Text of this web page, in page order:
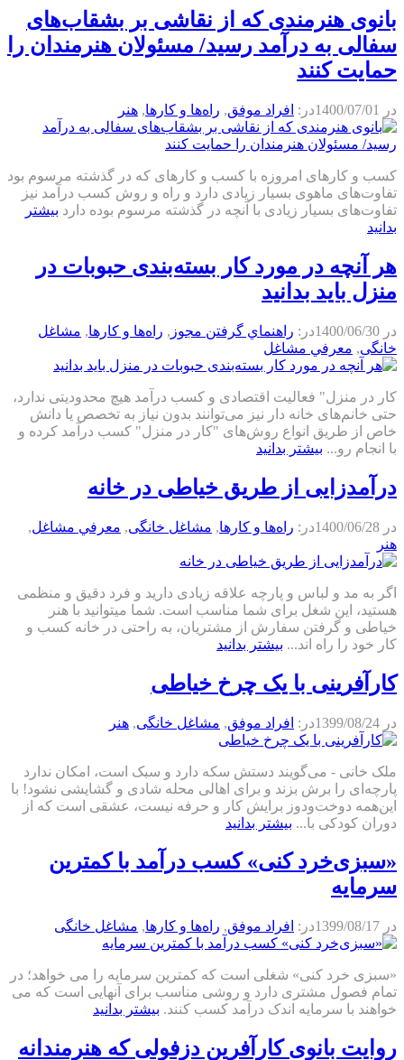
بانوی هنرمندی که از نقاشی بر بشقاب‌های
سفالی به درآمد رسید/ مسئولان هنرمندان را
حمایت کنند
در 1400/07/01در: افراد موفق, راه‌ها و كارها, هنر
کسب و کارهای امروزه با کسب و کارهای که در گذشته مرسوم بود
تفاوت‌های ماهوی بسیار زیادی دارد و راه و روش کسب درآمد نیز
تفاوت‌های بسیار زیادی با آنچه در گذشته مرسوم بوده دارد بیشتر
بدانید
هر آنچه در مورد کار بسته‌بندی حبوبات در
منزل باید بدانید
در 1400/06/30در: راهنماي گرفتن مجوز , راه‌ها و كارها, مشاغل
خانگی, معرفي مشاغل
کار در منزل" فعالیت اقتصادی و کسب درآمد هیچ محدودیتی ندارد،
حتی خانم‌های خانه دار نیز می‌توانند بدون نیاز به تخصص یا دانش
خاص از طریق انواع روش‌های "کار در منزل" کسب درآمد کرده و
با انجام رو... بیشتر بدانید
درآمدزایی از طریق خیاطی در خانه
در 1400/06/28در: راه‌ها و كارها, مشاغل خانگی, معرفي مشاغل,
هنر
اگر به مد و لباس و پارچه علاقه زیادی دارید و فرد دقیق و منظمی
هستید، این شغل برای شما مناسب است. شما میتوانید با هنر
خیاطی و گرفتن سفارش از مشتریان، به راحتی در خانه کسب و
کار خود را راه اند... بیشتر بدانید
کارآفرینی با یک چرخ خیاطی
در 1399/08/24در: افراد موفق, مشاغل خانگی, هنر
ملک خانی - می‌گویند دستش سکه دارد و سبک است، امکان ندارد
پارچه‌ای را برش بزند و برای اهالی محله شادی و گشایشی نشود! با
این‌همه دوخت‌ودوز برایش کار و حرفه نیست، عشقی است که از
دوران کودکی با... بیشتر بدانید
«سبزی‌خرد کنی» کسب درآمد با کمترین
سرمایه
در 1399/08/17در: افراد موفق, راه‌ها و كارها, مشاغل خانگی
«سبزی خرد کنی» شغلی است که کمترین سرمایه را می خواهد؛ در
تمام فصول مشتری دارد و روشی مناسب برای آنهایی است که می
خواهند با سرمایه اندک درآمد کسب کنند. بیشتر بدانید
روایت بانوی کارآفرین دزفولی که هنرمندانه